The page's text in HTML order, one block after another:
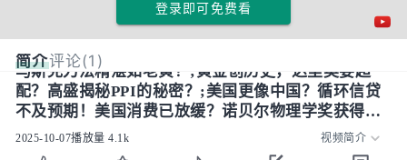
登录即可免费看
简介评论(1)
马斯克刀法精湛如老黄？;黄金创历史，达里奥要超
配？高盛揭秘PPI的秘密？;美国更像中国？循环信贷
不及预期！美国消费已放缓？诺贝尔物理学奖获得者
揭示量子计算？Anthropic再下一城！甲骨文财务信息
泄露？
2025-10-07播放量 4.1k 视频简介